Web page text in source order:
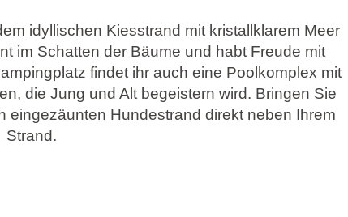
idyllischen Kiesstrand mit kristallklarem Meer
im Schatten der Bäume und habt Freude mit
findet ihr auch eine Poolkomplex mit
die Jung und Alt begeistern wird. Bringen Sie
eingezäunten Hundestrand direkt neben Ihrem
Strand.